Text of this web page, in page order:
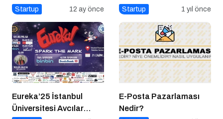
Startup 12 ay önce
Güçlendirecek Ortak Bir
Startup 1 yıl önce
Eureka’25 İstanbul
Üniversitesi Avcılar
E-Posta Pazarlaması
Nedir?